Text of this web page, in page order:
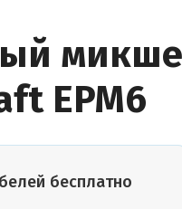
EPM6
бесплатно